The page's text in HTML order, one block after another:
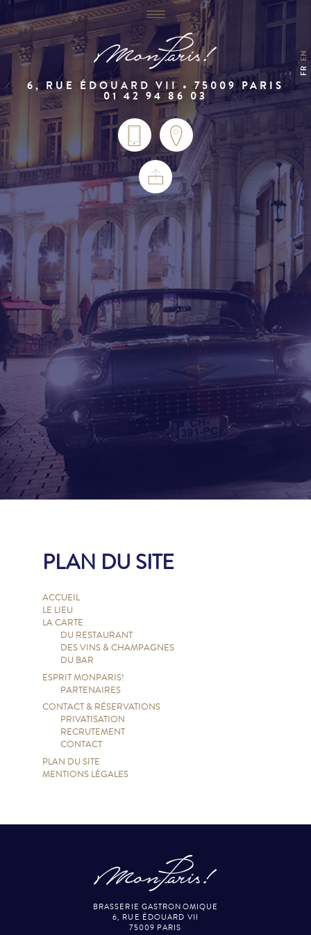
FR
EN
6, RUE ÉDOUARD VII • 75009 PARIS
01 42 94 86 03
PLAN DU SITE
ACCUEIL
LE LIEU
LA CARTE
DU RESTAURANT
DES VINS & CHAMPAGNES
DU BAR
ESPRIT MONPARIS!
PARTENAIRES
CONTACT & RÉSERVATIONS
PRIVATISATION
RECRUTEMENT
CONTACT
PLAN DU SITE
MENTIONS LÉGALES
BRASSERIE GASTRONOMIQUE
6, RUE ÉDOUARD VII
75009 PARIS